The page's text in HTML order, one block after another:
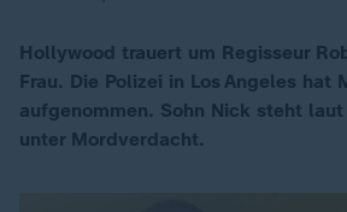
Hollywood trauert um Regisseur
Frau. Die Polizei in Los Angeles hat
aufgenommen. Sohn Nick steht
unter Mordverdacht.